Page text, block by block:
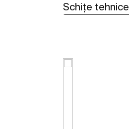
Schițe tehnice